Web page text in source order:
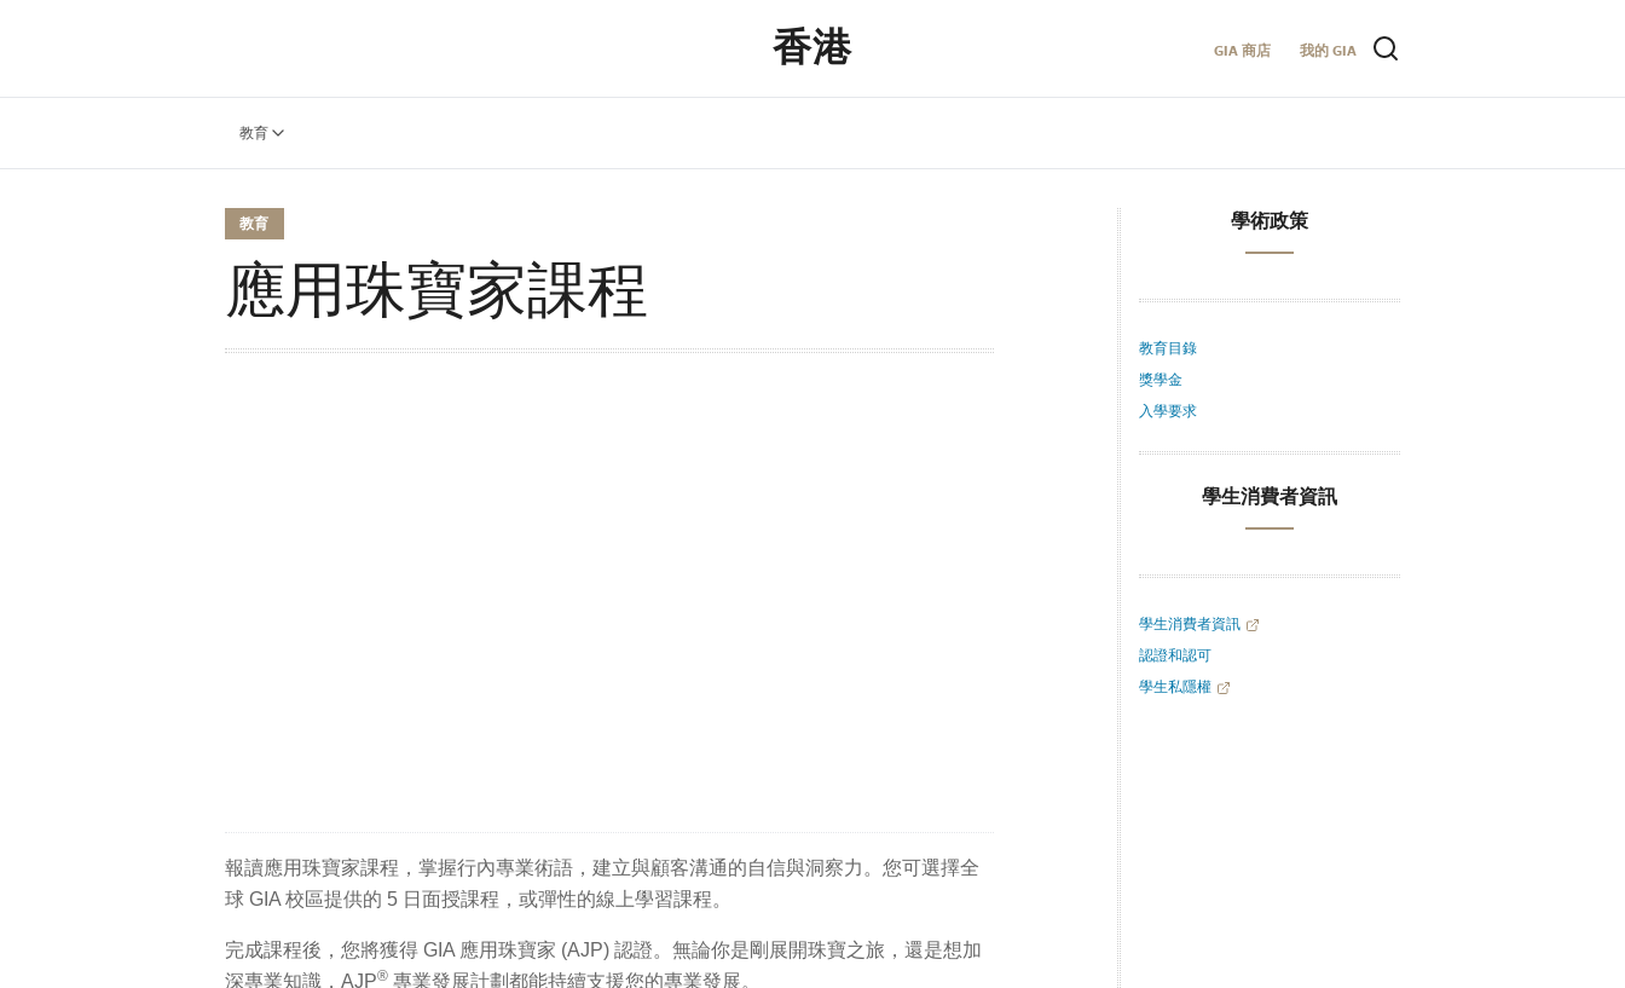
香港 GIA 商店 我的 GIA
教育
教育
應用珠寶家課程
報讀應用珠寶家課程，掌握行內專業術語，建立與顧客溝通的自信與洞察力。您可選擇全
球 GIA 校區提供的 5 日面授課程，或彈性的線上學習課程。
完成課程後，您將獲得 GIA 應用珠寶家 (AJP) 認證。無論你是剛展開珠寶之旅，還是想加
深專業知識，AJP® 專業發展計劃都能持續支援您的專業發展。
學術政策
教育目錄
獎學金
入學要求
學生消費者資訊
學生消費者資訊
認證和認可
學生私隱權